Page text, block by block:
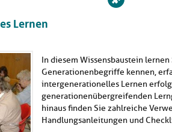
Lernen
In diesem Wissensbaustein
Generationenbegriffe kennen,
intergenerationelles Lernen
generationenübergreifenden
hinaus finden Sie zahlreiche
Handlungsanleitungen und